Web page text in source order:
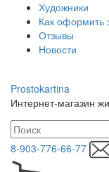
Художники
Как оформить
Отзывы
Новости
Prostokartina
Интернет-магазин
8-903-776-66-77